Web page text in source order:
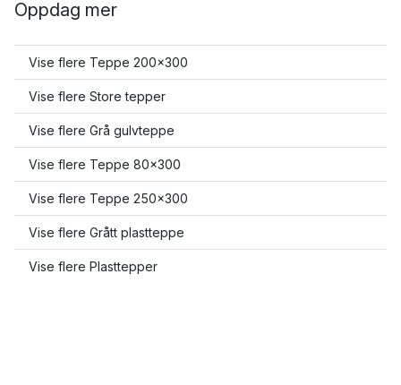
Oppdag mer
Vise flere Teppe 200x300
Vise flere Store tepper
Vise flere Grå gulvteppe
Vise flere Teppe 80x300
Vise flere Teppe 250x300
Vise flere Grått plastteppe
Vise flere Plasttepper